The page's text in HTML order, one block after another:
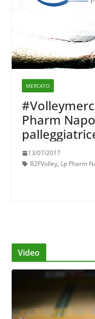
MERCATO
Pharm
13/07/2017
B2FVolley, Lp Pharm
Video